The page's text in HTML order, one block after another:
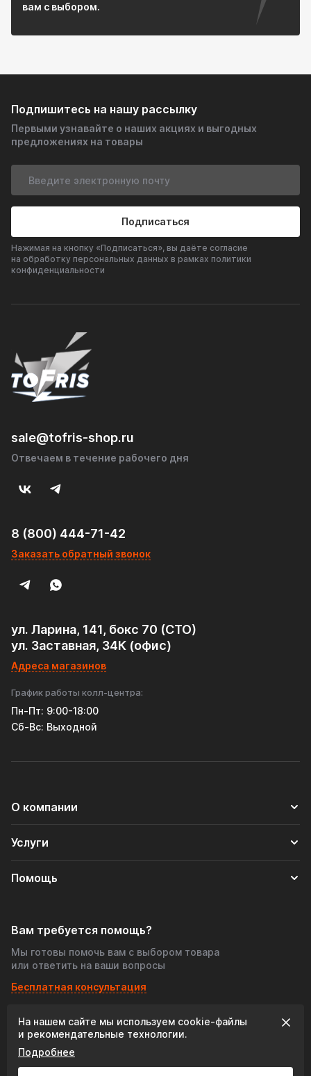
вам с выбором.
Подпишитесь на нашу рассылку
Первыми узнавайте о наших акциях и выгодных
предложениях на товары
Подписаться
Нажимая на кнопку «Подписаться», вы даёте согласие
на обработку персональных данных в рамках политики
конфиденциальности
sale@tofris-shop.ru
Отвечаем в течение рабочего дня
8 (800) 444-71-42
Заказать обратный звонок
ул. Ларина, 141, бокс 70 (СТО)
ул. Заставная, 34К (офис)
Адреса магазинов
График работы колл-центра:
Пн-Пт: 9:00-18:00
Cб-Вс: Выходной
О компании
Услуги
Помощь
Вам требуется помощь?
Мы готовы помочь вам с выбором товара
или ответить на ваши вопросы
Бесплатная консультация
© 2026 «Tofris-shop», Все права защищены
На нашем сайте мы используем cookie‑файлы
и рекомендательные технологии.
Подробнее